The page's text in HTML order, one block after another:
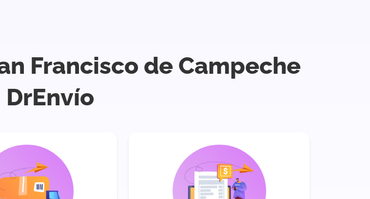
Francisco de Campeche
DrEnvío